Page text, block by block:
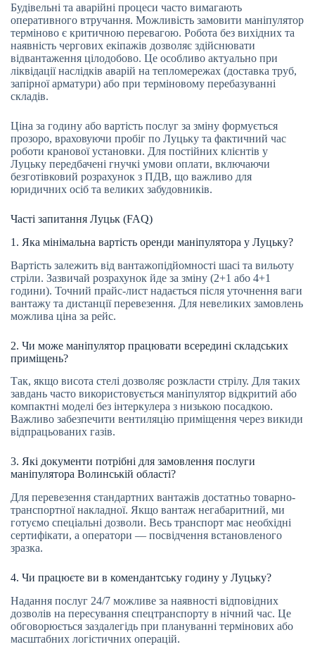
Будівельні та аварійні процеси часто вимагають
оперативного втручання. Можливість замовити маніпулятор
терміново є критичною перевагою. Робота без вихідних та
наявність чергових екіпажів дозволяє здійснювати
відвантаження цілодобово. Це особливо актуально при
ліквідації наслідків аварій на тепломережах (доставка труб,
запірної арматури) або при терміновому перебазуванні
складів.
Ціна за годину або вартість послуг за зміну формується
прозоро, враховуючи пробіг по Луцьку та фактичний час
роботи кранової установки. Для постійних клієнтів у
Луцьку передбачені гнучкі умови оплати, включаючи
безготівковий розрахунок з ПДВ, що важливо для
юридичних осіб та великих забудовників.
Часті запитання Луцьк (FAQ)
1. Яка мінімальна вартість оренди маніпулятора у Луцьку?
Вартість залежить від вантажопідйомності шасі та вильоту
стріли. Зазвичай розрахунок йде за зміну (2+1 або 4+1
години). Точний прайс-лист надається після уточнення ваги
вантажу та дистанції перевезення. Для невеликих замовлень
можлива ціна за рейс.
2. Чи може маніпулятор працювати всередині складських
приміщень?
Так, якщо висота стелі дозволяє розкласти стрілу. Для таких
завдань часто використовується маніпулятор відкритий або
компактні моделі без інтеркулера з низькою посадкою.
Важливо забезпечити вентиляцію приміщення через викиди
відпрацьованих газів.
3. Які документи потрібні для замовлення послуги
маніпулятора Волинській області?
Для перевезення стандартних вантажів достатньо товарно-
транспортної накладної. Якщо вантаж негабаритний, ми
готуємо спеціальні дозволи. Весь транспорт має необхідні
сертифікати, а оператори — посвідчення встановленого
зразка.
4. Чи працюєте ви в комендантську годину у Луцьку?
Надання послуг 24/7 можливе за наявності відповідних
дозволів на пересування спецтранспорту в нічний час. Це
обговорюється заздалегідь при плануванні термінових або
масштабних логістичних операцій.